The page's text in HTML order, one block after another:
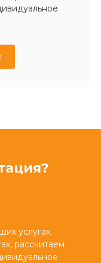
услугах,
рассчитаем